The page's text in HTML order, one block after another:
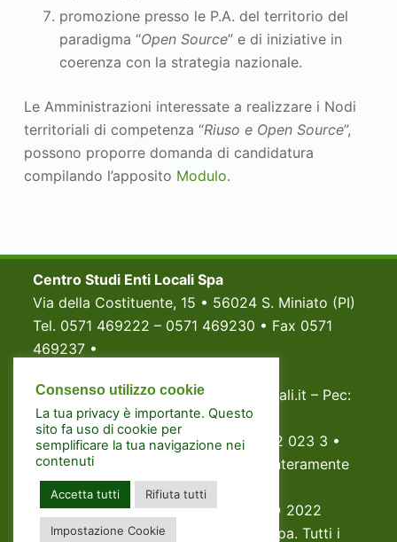
promozione presso le P.A. del territorio del
paradigma “Open Source” e di iniziative in
coerenza con la strategia nazionale.
Le Amministrazioni interessate a realizzare i Nodi
territoriali di competenza “Riuso e Open Source”,
possono proporre domanda di candidatura
compilando l’apposito Modulo.
Centro Studi Enti Locali Spa
Via della Costituente, 15 • 56024 S. Miniato (PI)
Tel. 0571 469222 – 0571 469230 • Fax 0571
469237 •
Email: segreteria@centrostudientilocali.it – Pec:
centrostudientilocali@pec.it
Registro Imprese di Pisa: N. 0299882 023 3 •
Capitale Sociale Euro 500.000,00 (interamente
versato)
www.amminiistrazione-digitale.it
© 2022
Copyright Centro Studi Enti Locali Spa. Tutti i
Consenso utilizzo cookie
La tua privacy è importante. Questo
sito fa uso di cookie per
semplificare la tua navigazione nei
contenuti
Accetta tutti Rifiuta tutti
Impostazione Cookie